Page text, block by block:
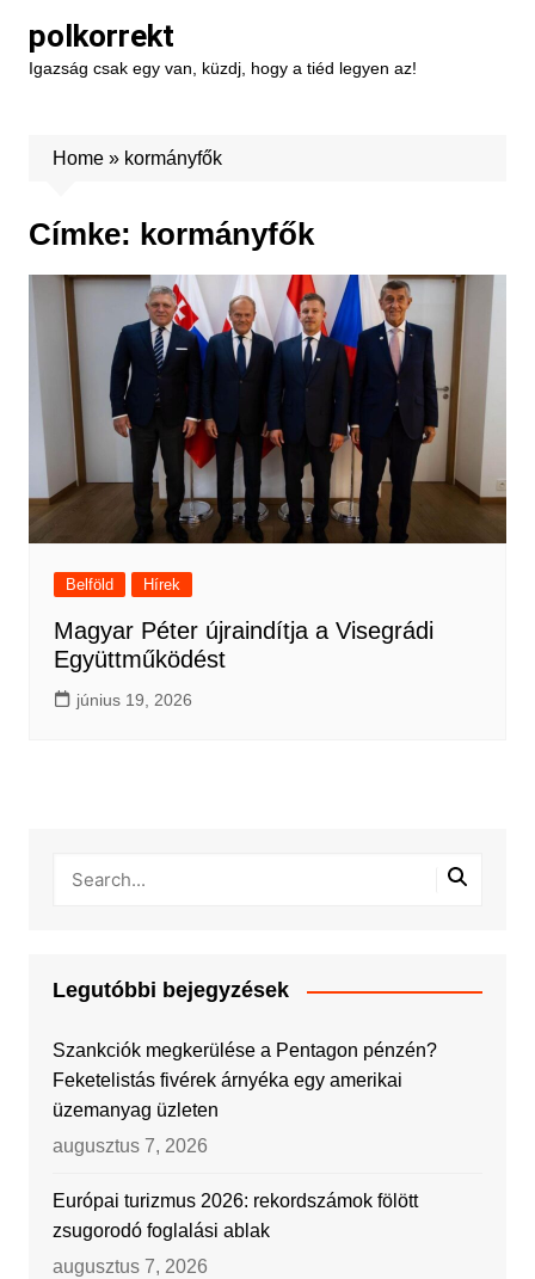
content
polkorrekt
Igazság csak egy van, küzdj, hogy a tiéd legyen az!
Home» kormányfők
Címke: kormányfők
Belföld Hírek
Magyar Péter újraindítja a Visegrádi
Együttműködést
június 19, 2026
Legutóbbi bejegyzések
Szankciók megkerülése a Pentagon pénzén?
Feketelistás fivérek árnyéka egy amerikai
üzemanyag üzleten
augusztus 7, 2026
Európai turizmus 2026: rekordszámok fölött
zsugorodó foglalási ablak
augusztus 7, 2026